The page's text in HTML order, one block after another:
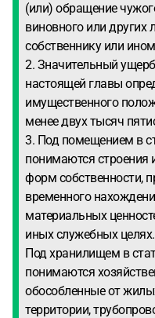
(или) обращение
виновного или
собственнику или
2. Значительный
настоящей главы
имущественного
менее двух тысяч
3. Под помещением в
понимаются строения
форм собственности,
временного
материальных
иных служебных целях.
Под хранилищем в
понимаются
обособленные от
территории,